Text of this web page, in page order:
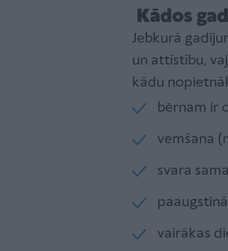
Kādos
Jebkurā
un attīstību,
kādu
bērnam ir
vemšana
svara
vairākas